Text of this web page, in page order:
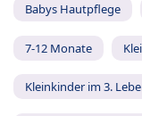
Babys Hautpflege
7-12 Monate
Kleinkinder im 3.